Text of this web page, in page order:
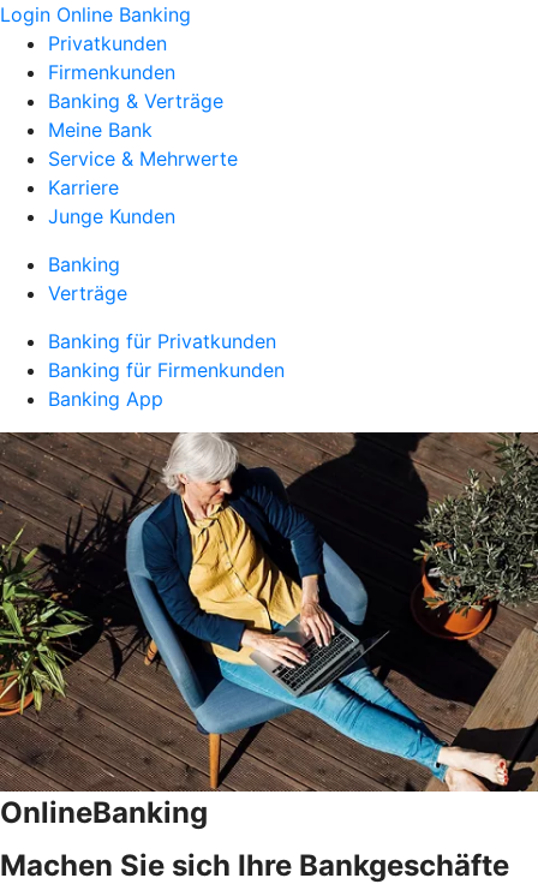
Login Online Banking
Privatkunden
Firmenkunden
Banking & Verträge
Meine Bank
Service & Mehrwerte
Karriere
Junge Kunden
Banking
Verträge
Banking für Privatkunden
Banking für Firmenkunden
Banking App
OnlineBanking
Machen Sie sich Ihre Bankgeschäfte